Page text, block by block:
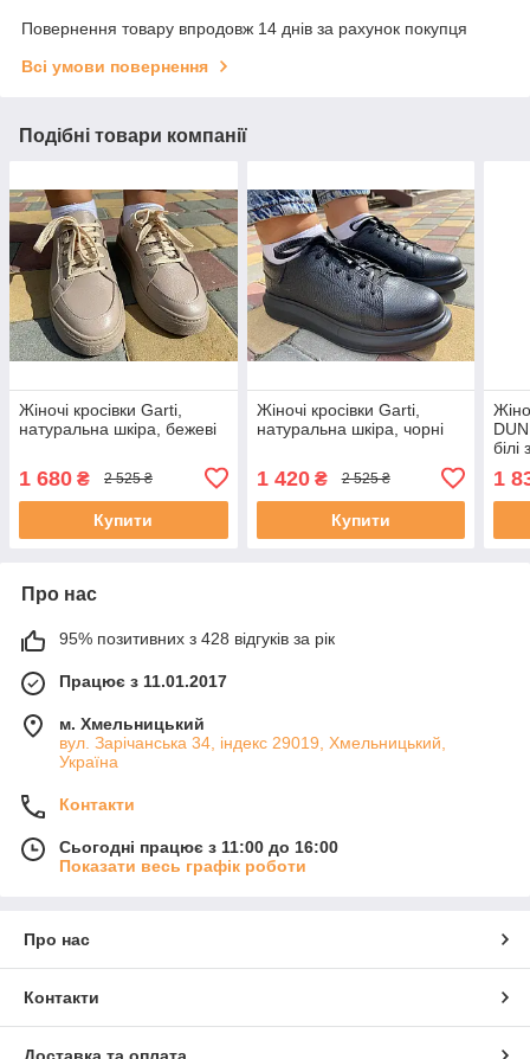
Повернення товару впродовж 14 днів за рахунок покупця
Всі умови повернення
Подібні товари компанії
Жіночі кросівки Garti,
натуральна шкіра, бежеві
1 680 ₴ 2 525 ₴
Купити
Жіночі кросівки Garti,
натуральна шкіра, чорні
1 420₴ 2 525 ₴
Купити
1
Про нас
95% позитивних з 428 відгуків за рік
Працює з 11.01.2017
м. Хмельницький
вул. Зарічанська 34, індекс 29019, Хмельницький,
Україна
Контакти
Сьогодні працює з 11:00 до 16:00
Показати весь графік роботи
Про нас
Контакти